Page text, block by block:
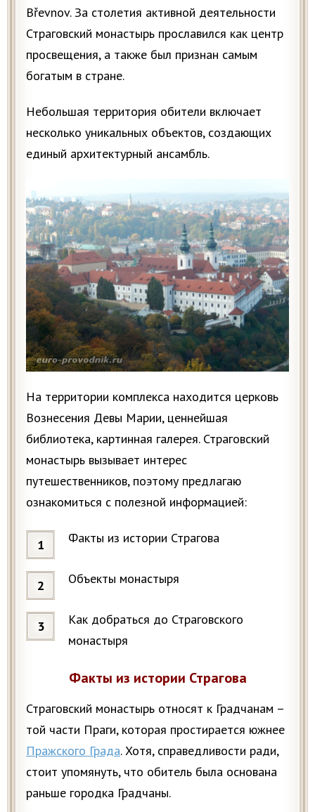
Břevnov. За столетия активной деятельности
Страговский монастырь прославился как центр
просвещения, а также был признан самым
богатым в стране.
Небольшая территория обители включает
несколько уникальных объектов, создающих
единый архитектурный ансамбль.
На территории комплекса находится церковь
Вознесения Девы Марии, ценнейшая
библиотека, картинная галерея. Страговский
монастырь вызывает интерес
путешественников, поэтому предлагаю
ознакомиться с полезной информацией:
Факты из истории Страгова
Объекты монастыря
Как добраться до Страговского
монастыря
Факты из истории Страгова
Страговский монастырь относят к Градчанам –
той части Праги, которая простирается южнее
Пражского Града. Хотя, справедливости ради,
стоит упомянуть, что обитель была основана
раньше городка Градчаны.